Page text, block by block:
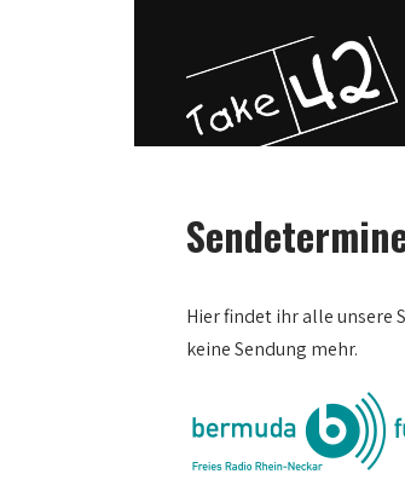
Hier findet ihr alle unsere
keine Sendung mehr.
1:00
2:00